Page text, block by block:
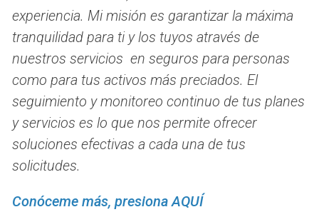
puntos a considerar:
Tipos de cobertura:Asegúrate de entender qué tipo
de cobertura ofrece cada póliza. Por ejemplo, en el
seguro de salud, verifica si incluye atención
preventiva y tratamientos especializados.
Límites de cobertura:Cada póliza tiene límites sobre
cuánto pagará por ciertos servicios o daños. Es
crucial saber si estos límites son suficientes para tus
necesidades.
Exclusiones:
condiciones preexistentes o ciertos tipos de daños.
experiencia. Mi misión es garantizar la máxima
tranquilidad para ti y los tuyos através de
nuestros servicios en seguros para personas
como para tus activos más preciados. El
seguimiento y monitoreo continuo de tus planes
y servicios es lo que nos permite ofrecer
soluciones efectivas a cada una de tus
solicitudes.
Conóceme más, presiona AQUÍ